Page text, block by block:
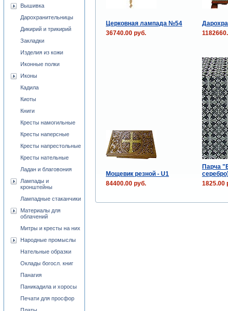
Церковная лампада №54
36740.00 руб.
Мощевик резной - U1
Парча
84400.00 руб.
1825.00
Вышивка
Дарохранительницы
Дикирий и трикирий
Закладки
Изделия из кожи
Иконные полки
Иконы
Кадила
Киоты
Книги
Кресты намогильные
Кресты наперсные
Кресты напрестольные
Кресты нательные
Ладан и благовония
Лампады и
кронштейны
Лампадные стаканчики
Материалы для
облачений
Митры и кресты на них
Народные промыслы
Нательные образки
Оклады богосл. книг
Панагия
Паникадила и хоросы
Печати для просфор